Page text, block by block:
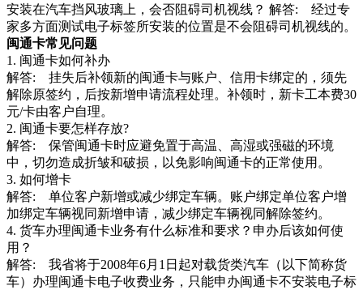
安装在汽车挡风玻璃上，会否阻碍司机视线？ 解答: 经过专
家多方面测试电子标签所安装的位置是不会阻碍司机视线的。
闽通卡常见问题
1. 闽通卡如何补办
解答: 挂失后补领新的闽通卡与账户、信用卡绑定的，须先
解除原签约，后按新增申请流程处理。补领时，新卡工本费30
元/卡由客户自理。
2. 闽通卡要怎样存放?
解答: 保管闽通卡时应避免置于高温、高湿或强磁的环境
中，切勿造成折皱和破损，以免影响闽通卡的正常使用。
3. 如何增卡
解答: 单位客户新增或减少绑定车辆。账户绑定单位客户增
加绑定车辆视同新增申请，减少绑定车辆视同解除签约。
4. 货车办理闽通卡业务有什么标准和要求？申办后该如何使
用？
解答: 我省将于2008年6月1日起对载货类汽车（以下简称货
车）办理闽通卡电子收费业务，只能申办闽通卡不安装电子标